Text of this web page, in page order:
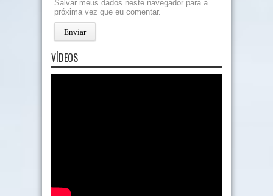
Salvar meus dados neste navegador para a
próxima vez que eu comentar.
VÍDEOS